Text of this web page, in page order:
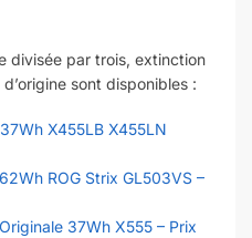
divisée par trois, extinction
sont disponibles :
X455LB X455LN
ROG Strix GL503VS –
37Wh X555 – Prix